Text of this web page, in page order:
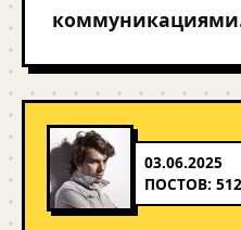
03.06.2025
ПОСТОВ: 512